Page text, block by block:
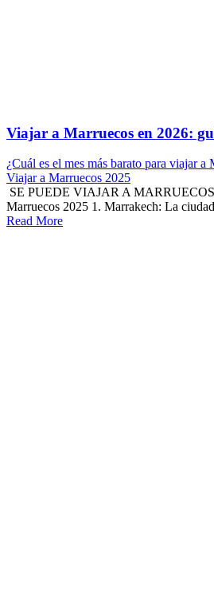
Viajar a Marruecos en 2026:
¿Cuál es el mes más barato para viajar a
Viajar a Marruecos 2025
SE PUEDE VIAJAR A MARRUECOS
Marruecos 2025 1. Marrakech: La
Read More